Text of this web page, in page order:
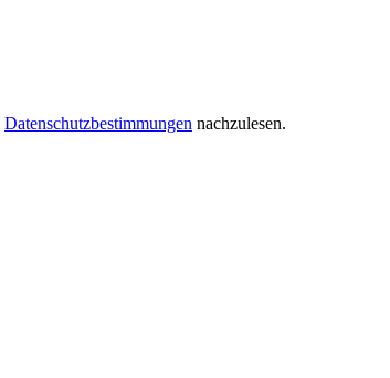
Datenschutzbestimmungen nachzulesen.